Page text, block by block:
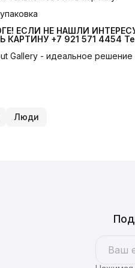
ЕСЛИ НЕ НАШЛИ
+7 921 571 4454
Gallery - идеальное
Люди